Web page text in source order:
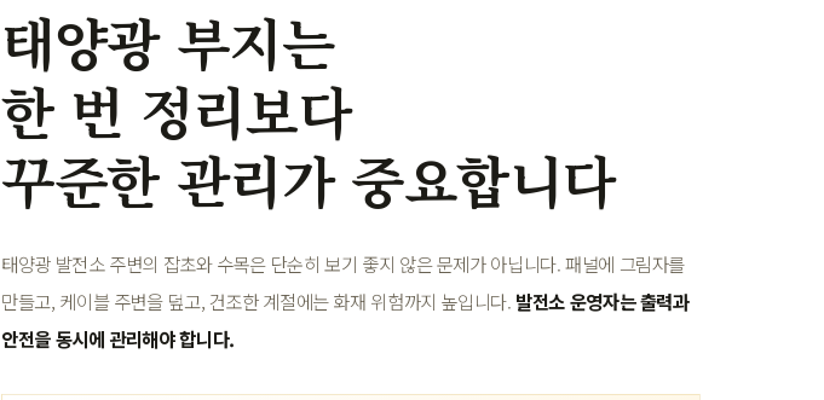
태양광 부지는
한 번 정리보다
꾸준한 관리가 중요합니다
태양광 발전소 주변의 잡초와 수목은 단순히 보기 좋지 않은 문제가 아닙니다. 패널에 그림자를
만들고, 케이블 주변을 덮고, 건조한 계절에는 화재 위험까지 높입니다. 발전소 운영자는 출력과
안전을 동시에 관리해야 합니다.